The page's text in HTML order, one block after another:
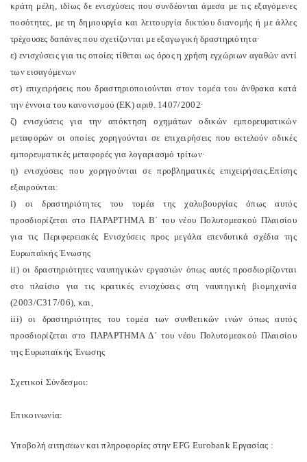
κράτη μέλη, ιδίως δε ενισχύσεις που συνδέονται άμεσα με τις εξαγόμενες
ποσότητες, με τη δημιουργία και λειτουργία δικτύου διανομής ή με άλλες
τρέχουσες δαπάνες που σχετίζονται με εξαγωγική δραστηριότητα·
ε) ενισχύσεις για τις οποίες τίθεται ως όρος η χρήση εγχώριων αγαθών αντί
των εισαγόμενων
στ) επιχειρήσεις που δραστηριοποιούνται στον τομέα του άνθρακα κατά
την έννοια του κανονισμού (ΕΚ) αριθ. 1407/2002·
ζ) ενισχύσεις για την απόκτηση οχημάτων οδικών εμπορευματικών
μεταφορών οι οποίες χορηγούνται σε επιχειρήσεις που εκτελούν οδικές
εμπορευματικές μεταφορές για λογαριασμό τρίτων·
η) ενισχύσεις που χορηγούνται σε προβληματικές επιχειρήσεις.Επίσης
εξαιρούνται:
i) οι δραστηριότητες του τομέα της χαλυβουργίας όπως αυτός
προσδιορίζεται στο ΠΑΡΑΡΤΗΜΑ Β΄ του νέου Πολυτομεακού Πλαισίου
για τις Περιφερειακές Ενισχύσεις προς μεγάλα επενδυτικά σχέδια της
Ευρωπαϊκής Ένωσης
ii) οι δραστηριότητες ναυπηγικών εργασιών όπως αυτές προσδιορίζονται
στο πλαίσιο για τις κρατικές ενισχύσεις στη ναυπηγική βιομηχανία
(2003/C317/06), και,
iii) οι δραστηριότητες του τομέα των συνθετικών ινών όπως αυτός
προσδιορίζεται στο ΠΑΡΑΡΤΗΜΑ Δ΄ του νέου Πολυτομεακού Πλαισίου
της Ευρωπαϊκής Ένωσης
Σχετικοί Σύνδεσμοι:
Επικοινωνία:
Υποβολή αιτησεων και πληροφορίες στην EFG Eurobank Εργασίας :